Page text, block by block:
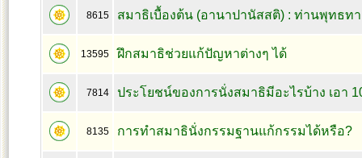
8615 สมาธิเบื้องต้น (อานาปานัสสติ) : ท่านพุทธท
13595 ฝึกสมาธิช่วยแก้ปัญหาต่างๆ ได้
7814 ประโยชน์ของการนั่งสมาธิมีอะไรบ้าง เอา
8135 การทำสมาธินั่งกรรมฐานแก้กรรมได้หรือ?